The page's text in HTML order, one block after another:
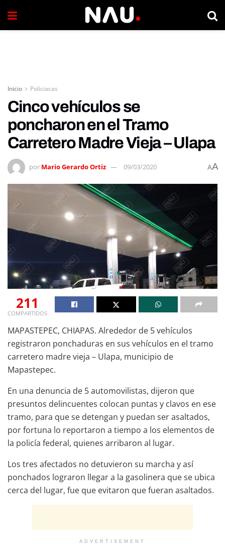
Inicio Policiacas
Cinco vehículos se
poncharon en el Tramo
Carretero Madre Vieja – Ulapa
por Mario Gerardo Ortiz 09/03/2020 AA
211
COMPARTIDOS
MAPASTEPEC, CHIAPAS. Alrededor de 5 vehículos
registraron ponchaduras en sus vehículos en el tramo
carretero madre vieja – Ulapa, municipio de
Mapastepec.
En una denuncia de 5 automovilistas, dijeron que
presuntos delincuentes colocan puntas y clavos en ese
tramo, para que se detengan y puedan ser asaltados,
por fortuna lo reportaron a tiempo a los elementos de
la policía federal, quienes arribaron al lugar.
Los tres afectados no detuvieron su marcha y así
ponchados lograron llegar a la gasolinera que se ubica
cerca del lugar, fue que evitaron que fueran asaltados.
ADVERTISEMENT